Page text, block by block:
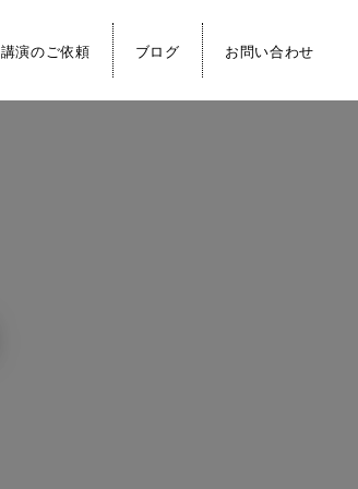
講演のご依頼 ブログ お問い合わせ